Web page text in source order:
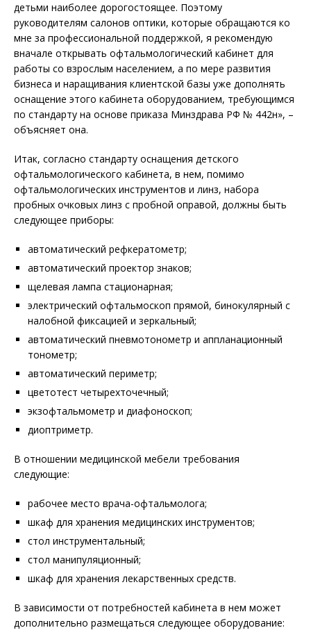
детьми наиболее дорогостоящее. Поэтому
руководителям салонов оптики, которые обращаются ко
мне за профессиональной поддержкой, я рекомендую
вначале открывать офтальмологический кабинет для
работы со взрослым населением, а по мере развития
бизнеса и наращивания клиентской базы уже дополнять
оснащение этого кабинета оборудованием, требующимся
по стандарту на основе приказа Минздрава РФ № 442н», –
объясняет она.
Итак, согласно стандарту оснащения детского
офтальмологического кабинета, в нем, помимо
офтальмологических инструментов и линз, набора
пробных очковых линз с пробной оправой, должны быть
следующее приборы:
автоматический рефкератометр;
автоматический проектор знаков;
щелевая лампа стационарная;
электрический офтальмоскоп прямой, бинокулярный с
налобной фиксацией и зеркальный;
автоматический пневмотонометр и аппланационный
тонометр;
автоматический периметр;
цветотест четырехточечный;
экзофтальмометр и диафоноскоп;
диоптриметр.
В отношении медицинской мебели требования
следующие:
рабочее место врача-офтальмолога;
шкаф для хранения медицинских инструментов;
стол инструментальный;
стол манипуляционный;
шкаф для хранения лекарственных средств.
В зависимости от потребностей кабинета в нем может
дополнительно размещаться следующее оборудование: